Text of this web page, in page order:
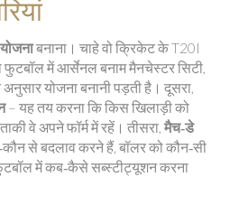
बनाना। चाहे वो क्रिकेट के T20I
फुटबॉल में आर्सेनल बनाम मैनचेस्टर सिटी,
अनुसार योजना बनानी पड़ती है। दूसरा,
– यह तय करना कि किस खिलाड़ी को
वे अपने फॉर्म में रहें। तीसरा, मैच‑डे
से बदलाव करने हैं, बॉलर को कौन‑सी
में कब‑कैसे सब्स्टीट्यूशन करना